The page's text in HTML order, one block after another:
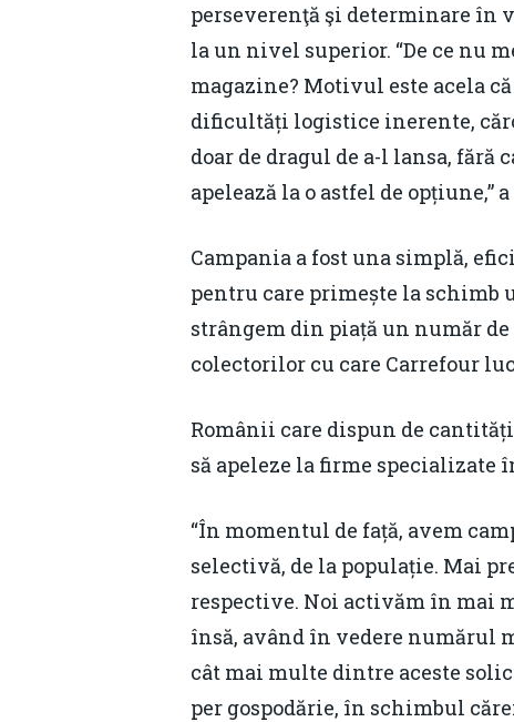
perseverenţă şi determinare în
la un nivel superior. “De ce nu
magazine? Motivul este acela
dificultăți logistice inerente,
doar de dragul de a-l lansa,
apelează la o astfel de
Campania a fost una simplă,
pentru care primește la schimb
strângem din piață un număr de
colectorilor cu care Carrefour
Românii care dispun de
să apeleze la firme specializate
“În momentul de față, avem
selectivă, de la populație. Mai
respective. Noi activăm în mai
însă, având în vedere numărul
cât mai multe dintre aceste
per gospodărie, în schimbul